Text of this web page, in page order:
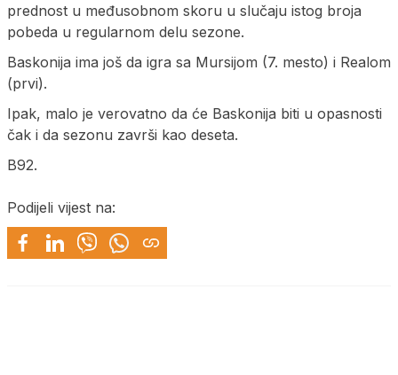
prednost u međusobnom skoru u slučaju istog broja
pobeda u regularnom delu sezone.
Baskonija ima još da igra sa Mursijom (7. mesto) i Realom
(prvi).
Ipak, malo je verovatno da će Baskonija biti u opasnosti
čak i da sezonu završi kao deseta.
B92.
Podijeli vijest na: